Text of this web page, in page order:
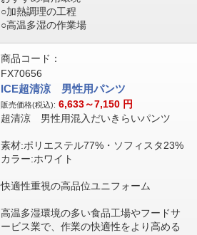
○加熱調理の工程
○高温多湿の作業場
商品コード：
FX70656
ICE超清涼 男性用パンツ
販売価格(税込): 6,633～7,150 円
超清涼 男性用混入だいきらいパンツ
素材:ポリエステル77%・ソフィスタ23%
カラー:ホワイト
快適性重視の高品位ユニフォーム
高温多湿環境の多い食品工場やフードサ
ービス業で、作業の快適性をより高める